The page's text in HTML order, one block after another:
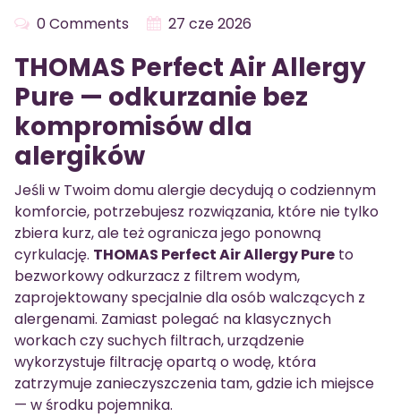
0 Comments 27 cze 2026
THOMAS Perfect Air Allergy
Pure — odkurzanie bez
kompromisów dla
alergików
Jeśli w Twoim domu alergie decydują o codziennym
komforcie, potrzebujesz rozwiązania, które nie tylko
zbiera kurz, ale też ogranicza jego ponowną
cyrkulację. THOMAS Perfect Air Allergy Pure to
bezworkowy odkurzacz z filtrem wodym,
zaprojektowany specjalnie dla osób walczących z
alergenami. Zamiast polegać na klasycznych
workach czy suchych filtrach, urządzenie
wykorzystuje filtrację opartą o wodę, która
zatrzymuje zanieczyszczenia tam, gdzie ich miejsce
— w środku pojemnika.